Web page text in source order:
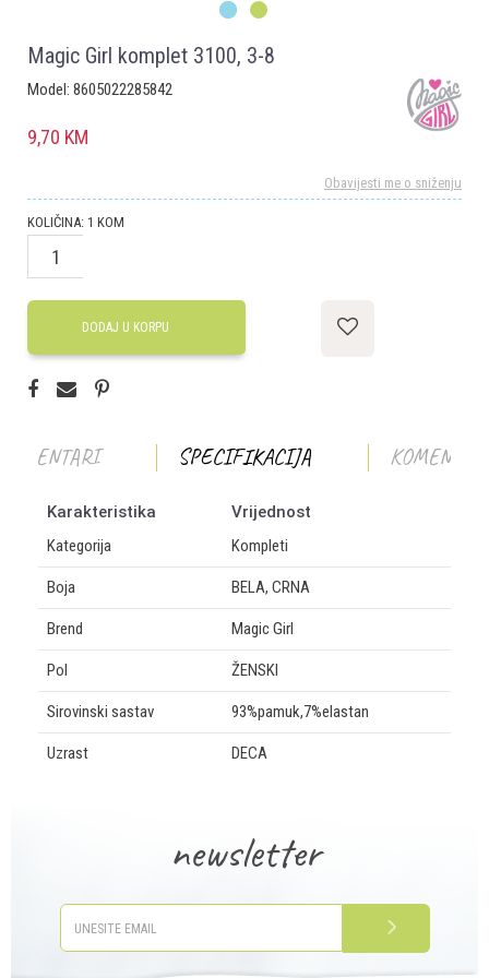
1
Magic Girl komplet 3100, 3-8
Model: 8605022285842
9,70 KM
Obavijesti me o sniženju
KOLIČINA: 1 KOM
DODAJ U KORPU
SPECIFIKACIJA
Karakteristika
Vrijednost
Kategorija
Kompleti
Boja BELA, CRNA
Brend Magic Girl
Pol ŽENSKI
Sirovinski sastav 93%pamuk,7%elastan
Uzrast DECA
Email
newsletter
PRIJAVITE SE